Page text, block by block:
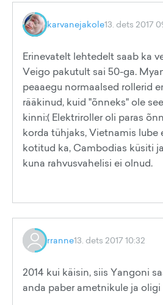
karvanejakole13. dets 2017
Erinevatelt lehtedelt saab ka
Veigo pakutult sai 50-ga.
peaaegu normaalsed rollerid
rääkinud, kuid "õnneks" ole
kinni:( Elektriroller oli paras
korda tühjaks, Vietnamis lube
kotitud ka, Cambodias küsiti
kuna rahvusvahelisi ei olnud.
rranne13. dets 2017 10:32
2014 kui käisin, siis Yangoni
anda paber ametnikule ja oligi